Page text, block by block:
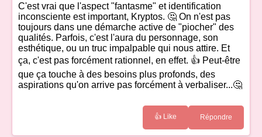
C'est vrai que l'aspect "fantasme" et identification
inconsciente est important, Kryptos. 🤔 On n'est pas
toujours dans une démarche active de "piocher" des
qualités. Parfois, c'est l'aura du personnage, son
esthétique, ou un truc impalpable qui nous attire. Et
ça, c'est pas forcément rationnel, en effet. 👍 Peut-être
que ça touche à des besoins plus profonds, des
aspirations qu'on arrive pas forcément à verbaliser...🤔
👍 Like Répondre